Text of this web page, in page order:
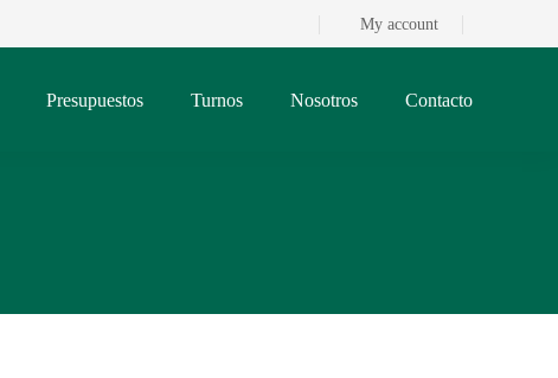
My account
Presupuestos Turnos Nosotros Contacto